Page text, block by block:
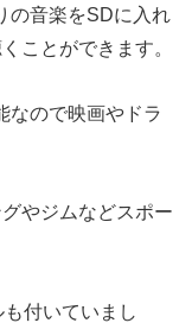
の音楽をSDに入れ
ことができます。
なので映画やドラ
やジムなどスポー
付いていまし